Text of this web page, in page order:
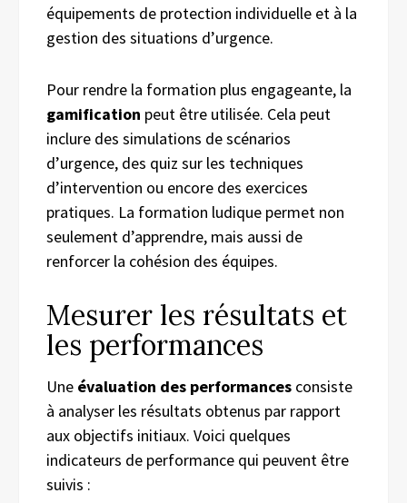
équipements de protection individuelle et à la
gestion des situations d’urgence.
Pour rendre la formation plus engageante, la
gamification peut être utilisée. Cela peut
inclure des simulations de scénarios
d’urgence, des quiz sur les techniques
d’intervention ou encore des exercices
pratiques. La formation ludique permet non
seulement d’apprendre, mais aussi de
renforcer la cohésion des équipes.
Mesurer les résultats et
les performances
Une évaluation des performances consiste
à analyser les résultats obtenus par rapport
aux objectifs initiaux. Voici quelques
indicateurs de performance qui peuvent être
suivis :